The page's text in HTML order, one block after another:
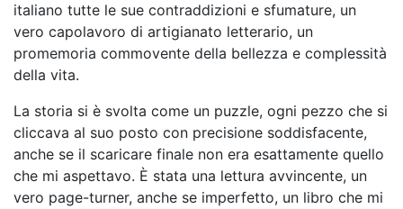
italiano tutte le sue contraddizioni e sfumature, un
vero capolavoro di artigianato letterario, un
promemoria commovente della bellezza e complessità
della vita.
La storia si è svolta come un puzzle, ogni pezzo che si
cliccava al suo posto con precisione soddisfacente,
anche se il scaricare finale non era esattamente quello
che mi aspettavo. È stata una lettura avvincente, un
vero page-turner, anche se imperfetto, un libro che mi